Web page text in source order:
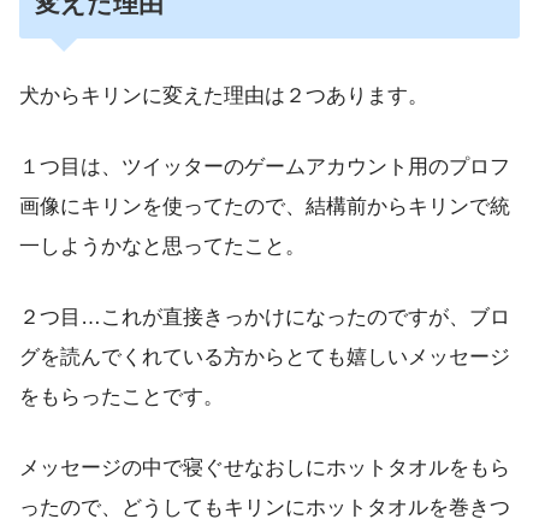
犬からキリンに変えた理由は２つあります。
１つ目は、ツイッターのゲームアカウント用のプロフ
画像にキリンを使ってたので、結構前からキリンで統
一しようかなと思ってたこと。
２つ目…これが直接きっかけになったのですが、ブロ
グを読んでくれている方からとても嬉しいメッセージ
をもらったことです。
メッセージの中で寝ぐせなおしにホットタオルをもら
ったので、どうしてもキリンにホットタオルを巻きつ